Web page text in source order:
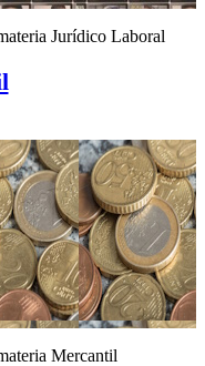
Jurídico Laboral
Mercantil